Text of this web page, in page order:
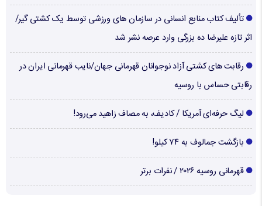
تألیف کتاب منابع انسانی در سازمان های ورزشی توسط یک کشتی گیر/
اثر تازه علیرضا ده بزرگی وارد عرصه نشر شد
رقابت های کشتی آزاد نوجوانان قهرمانی جهان/نایب قهرمانی ایران در
رقابتی حساس با روسیه
لیگ حرفه‌ای آمریکا / کادیف، به مصاف زاهید می‌رود!
بازگشت جمالوف به ۷۴ کیلو!
قهرمانی روسیه ۲۰۲۶ / نفرات برتر